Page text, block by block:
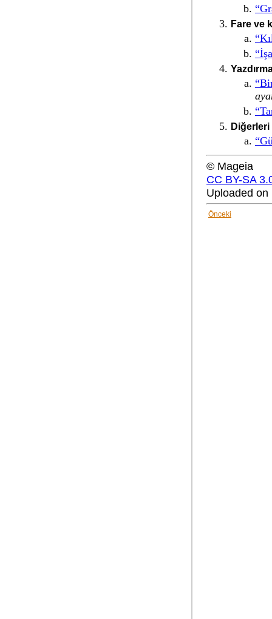
Fare ve
Diğerleri
© Mageia
CC BY-SA
Uploaded
Önceki